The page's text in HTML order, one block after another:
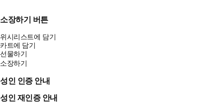
소장하기 버튼
위시리스트에 담기
카트에 담기
선물하기
소장하기
성인 인증 안내
성인 재인증 안내